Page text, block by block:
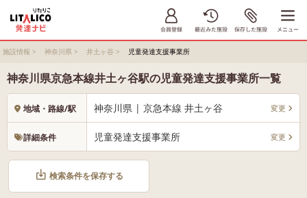
施設情報 > 神奈川県 > 井土ヶ谷 > 児童発達支援事業所
神奈川県京急本線井土ヶ谷駅の児童発達支援事業所一覧
地域・路線/駅 神奈川県 | 京急本線 井土ヶ谷 変更
詳細条件 児童発達支援事業所 変更
検索条件を保存する